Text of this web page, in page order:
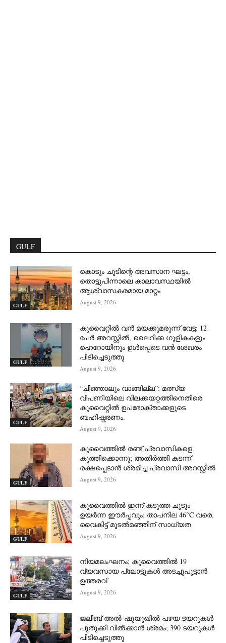
GULF
GULF
കൊടും ചൂടിന്റെ അവസാന ഘട്ടം,
തൊട്ടുപിന്നാലെ കാലാവസ്ഥയിൽ
ആശ്വാസകരമായ മാറ്റം
August 9, 2026
GULF
കുവൈറ്റിൽ വൻ മയക്കുമരുന്ന് വേട്ട: 12
പേർ അറസ്റ്റിൽ, ലൈറിക്ക ഗുളികകളും
ഹെറോയിനും ഉൾപ്പെടെ വൻ ശേഖരം
പിടിച്ചെടുത്തു
August 9, 2026
GULF
“ചീഞ്ഞാലും വാങ്ങില്ല”: മത്സ്യ
വിപണിയിലെ വിലക്കയറ്റത്തിനെതിരെ
കുവൈറ്റിൽ ഉപഭോക്താക്കളുടെ
ബഹിഷ്കരണം.
August 9, 2026
GULF
കുവൈത്തിൽ രണ്ട് പ്രവാസികളെ
കുത്തിക്കൊന്നു; അതിർത്തി കടന്ന്
രക്ഷപ്പെടാൻ ശ്രമിച്ച പ്രവാസി അറസ്റ്റിൽ
August 9, 2026
GULF
കുവൈത്തിൽ ഇന്ന് കടുത്ത ചൂടും
ഉയർന്ന ഈർപ്പവും; താപനില 46°C വരെ,
വൈകിട്ട് മൂടൽമഞ്ഞിന് സാധ്യത
August 9, 2026
GULF
നിയമലംഘനം; കുവൈത്തിൽ 19
വ്യവസായ പ്ലോട്ടുകൾ അടച്ചുപൂട്ടാൻ
ഉത്തരവ്
August 9, 2026
ജലീബ് അൽ-ഷുയൂഖിൽ പഴയ ടയറുകൾ
പുതുക്കി വിൽക്കാൻ ശ്രമം; 390 ടയറുകൾ
പിടിച്ചെടുത്തു